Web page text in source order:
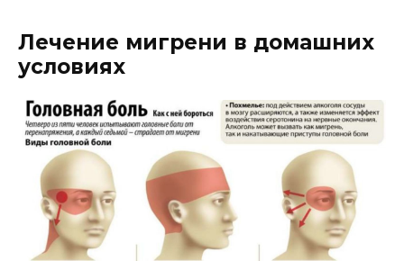
Лечение мигрени в домашних
условиях